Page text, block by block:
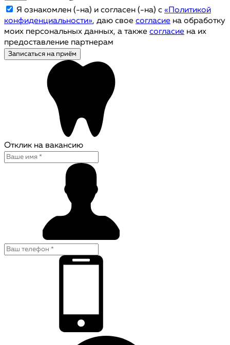
Я ознакомлен (-на) и согласен (-на) с «Политикой
конфиденциальности», даю свое согласие на обработку
моих персональных данных, а также согласие на их
предоставление партнерам
Записаться на приём
Отклик на вакансию